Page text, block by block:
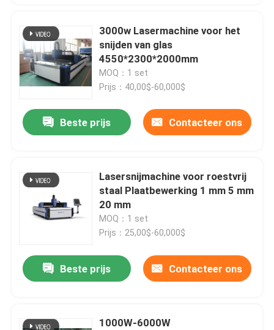
3000w Lasermachine voor het
snijden van glas
4550*2300*2000mm
MOQ：1 set
Prijs：40,00$-60,000$
Beste prijs Contacteer ons
Lasersnijmachine voor roestvrij
staal Plaatbewerking 1 mm 5 mm
20 mm
MOQ：1 set
Prijs：25,00$-60,000$
Beste prijs Contacteer ons
1000W-6000W